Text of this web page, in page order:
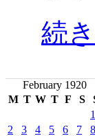
続
February 1920
M T W T F S
1
2
3 4 5 6 7
8